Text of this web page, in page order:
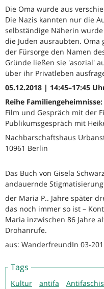
Die Oma wurde aus
Die Nazis kannten nur die
selbständige Näherin
die Juden ausraubten. Oma
der Fürsorge den Namen
Gründe ließen sie 'asozial'
über ihr Privatleben
05.12.2018 | 14:45–17:45
Reihe
Film und Gespräch mit der
Publikumsgespräch mit
Nachbarschaftshaus
10961 Berlin
Das Buch von Gisela
andauernde
der Maria P.. Jahre später
das noch immer so ist –
Maria inzwischen 86 Jahre
Drohanrufe.
aus: WanderfreundIn 03-
Tags
Kultur antifa